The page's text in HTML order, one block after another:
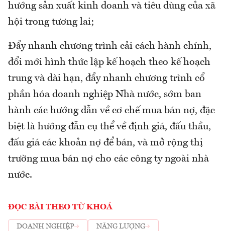
hướng sản xuất kinh doanh và tiêu dùng của xã
hội trong tương lai;
Đẩy nhanh chương trình cải cách hành chính,
đổi mới hình thức lập kế hoạch theo kế hoạch
trung và dài hạn, đẩy nhanh chương trình cổ
phần hóa doanh nghiệp Nhà nước, sớm ban
hành các hướng dẫn về cơ chế mua bán nợ, đặc
biệt là hướng đẫn cụ thể về định giá, đấu thầu,
đấu giá các khoản nợ để bán, và mở rộng thị
trường mua bán nợ cho các công ty ngoài nhà
nước.
ĐỌC BÀI THEO TỪ KHOÁ
DOANH NGHIỆP NĂNG LƯỢNG